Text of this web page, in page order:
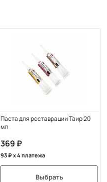
Паста для реставрации Таир 20
мл
369
93 x 4 платежа
Выбрать